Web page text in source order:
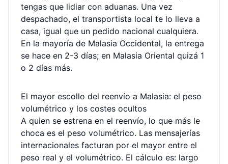
tengas que lidiar con aduanas. Una vez
despachado, el transportista local te lo lleva a
casa, igual que un pedido nacional cualquiera.
En la mayoría de Malasia Occidental, la entrega
se hace en 2-3 días; en Malasia Oriental quizá 1
o 2 días más.
El mayor escollo del reenvío a Malasia: el peso
volumétrico y los costes ocultos
A quien se estrena en el reenvío, lo que más le
choca es el peso volumétrico. Las mensajerías
internacionales facturan por el mayor entre el
peso real y el volumétrico. El cálculo es: largo